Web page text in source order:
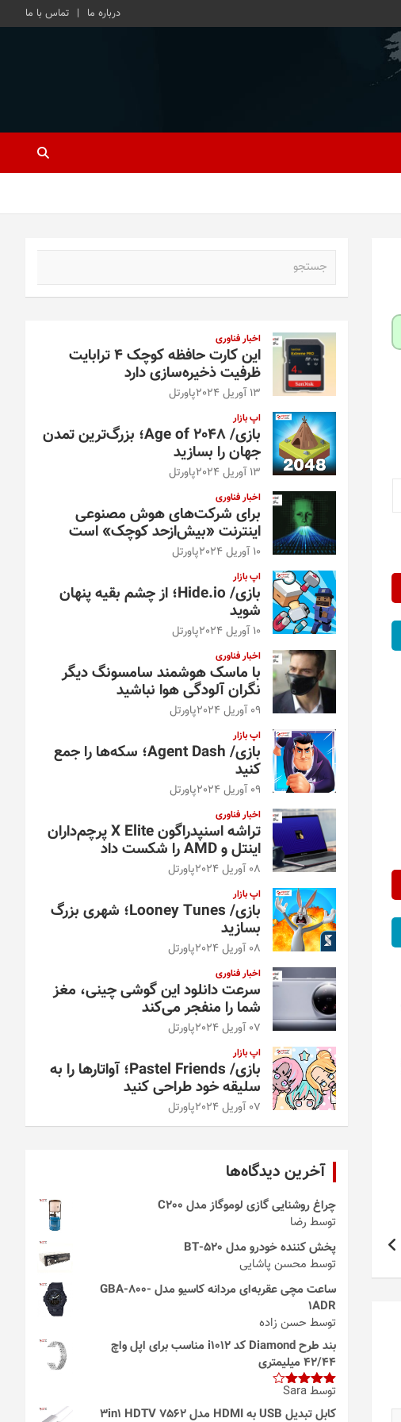
درباره ما تماس با ما
اخبار فناوری
این کارت حافظه کوچک ۴ ترابایت
ظرفیت ذخیره‌سازی دارد
13 آوریل 2024 پاورتل
اپ بازار
بازی/ Age of 2048؛ بزرگ‌ترین تمدن
جهان را بسازید
13 آوریل 2024 پاورتل
اخبار فناوری
برای شرکت‌های هوش مصنوعی
اینترنت «بیش‌از‌حد کوچک» است
10 آوریل 2024 پاورتل
اپ بازار
بازی/ Hide.io؛ از چشم بقیه پنهان
شوید
10 آوریل 2024 پاورتل
اخبار فناوری
با ماسک هوشمند سامسونگ دیگر
نگران آلودگی هوا نباشید
09 آوریل 2024 پاورتل
اپ بازار
بازی/ Agent Dash؛ سکه‌ها را جمع
کنید
09 آوریل 2024 پاورتل
اخبار فناوری
تراشه اسنپدراگون X Elite پرچم‌داران
اینتل و AMD را شکست داد
08 آوریل 2024 پاورتل
اپ بازار
بازی/ Looney Tunes؛ شهری بزرگ
بسازید
08 آوریل 2024 پاورتل
اخبار فناوری
سرعت دانلود این گوشی چینی، مغز
شما را منفجر می‌کند
07 آوریل 2024 پاورتل
اپ بازار
بازی/ Pastel Friends؛ آواتارها را به
سلیقه خود طراحی کنید
07 آوریل 2024 پاورتل
آخرین دیدگاه‌ها
چراغ روشنایی گازی لوموگاز مدل C200
توسط رضا
پخش کننده خودرو مدل 520-BT
توسط محسن پاشایی
ساعت مچی عقربه‌ای مردانه کاسیو مدل GBA-800-
1ADR
توسط حسن زاده
بند طرح Diamond کد i1012 مناسب برای اپل واچ
42/44 میلیمتری
امتیاز4
از 5
توسط Sara
کابل تبدیل USB به HDMI مدل 3in1 HDTV 7562